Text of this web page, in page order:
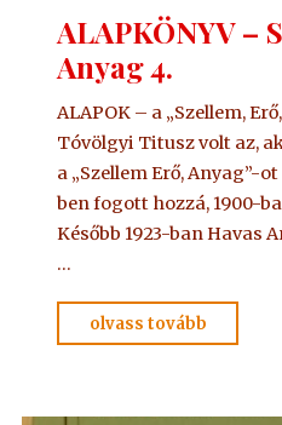
ALAPKÖNYV –
Anyag 4.
ALAPOK – a „Szellem,
Tóvölgyi Titusz volt az,
a „Szellem Erő, Anyag”-
ben fogott hozzá, 1900-
Később 1923-ban Havas
…
olvass tovább
–
Erő,